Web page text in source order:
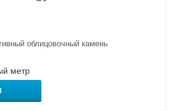
облицовочный камень
метр